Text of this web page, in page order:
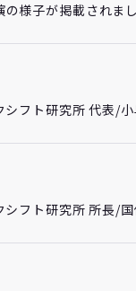
様子が掲載されま
フト研究所 代表/
フト研究所 所長/